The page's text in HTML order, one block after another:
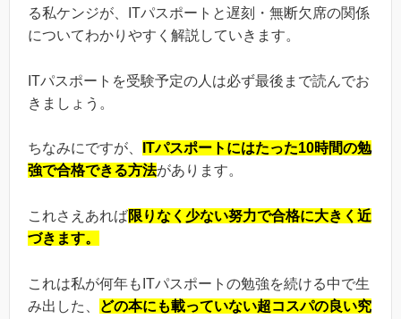
る私ケンジが、ITパスポートと遅刻・無断欠席の関係
についてわかりやすく解説していきます。
ITパスポートを受験予定の人は必ず最後まで読んでお
きましょう。
ちなみにですが、
ITパスポートにはたった10時間の勉
強で合格できる方法があります。
これさえあれば限りなく少ない努力で合格に大きく近
づきます。
これは私が何年もITパスポートの勉強を続ける中で生
み出した、
どの本にも載っていない超コスパの良い究